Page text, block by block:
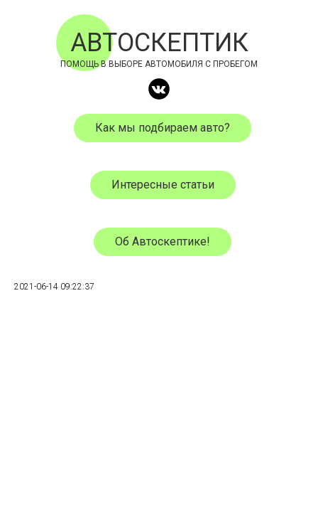
АВТОСКЕПТИК
ПОМОЩЬ В ВЫБОРЕ АВТОМОБИЛЯ С ПРОБЕГОМ
Как мы подбираем авто?
Интересные статьи
Об Автоскептике!
2021-06-14 09:22:37